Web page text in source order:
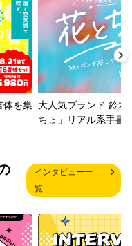
体を集 大人気ブランド 鈴木
ちょ」リアル系手書
インタビュー一
覧